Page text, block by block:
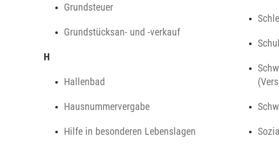
Grundsteuer
Grundstücksan- und -verkauf
H
Hallenbad
Hausnummervergabe
Hilfe in besonderen Lebenslagen